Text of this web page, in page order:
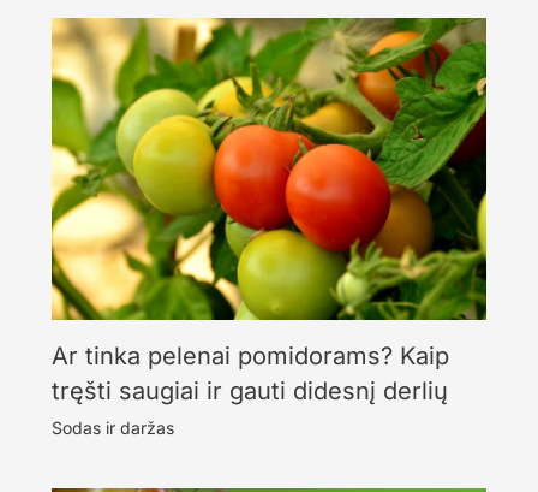
Ar tinka pelenai pomidorams? Kaip
tręšti saugiai ir gauti didesnį derlių
Sodas ir daržas